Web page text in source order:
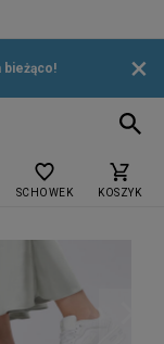
bieżąco! ×
SCHOWEK KOSZYK